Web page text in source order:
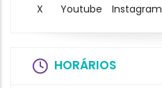
X Youtube Instagram
HORÁRIOS